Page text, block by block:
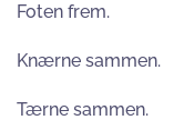
Foten frem.
Knærne sammen.
Tærne sammen.